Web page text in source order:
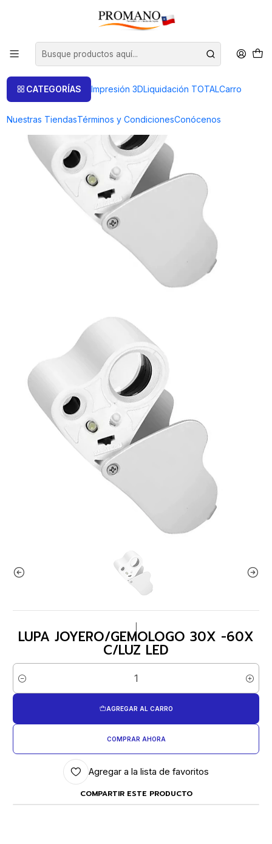
CATEGORÍAS Impresión 3DLiquidación TOTALCarro
Nuestras TiendasTérminos y CondicionesConócenos
Inicio Lentes Lupas
LUPA JOYERO/GEMOLOGO 30X -60X C/LUZ LED
LUPA JOYERO/GEMOLOGO 30X -60X
C/LUZ LED
Cantidad
AGREGAR AL CARRO
COMPRAR AHORA
Agregar a la lista de favoritos
COMPARTIR ESTE PRODUCTO